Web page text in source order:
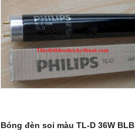
Bóng đèn soi màu TL-D 36W BLB